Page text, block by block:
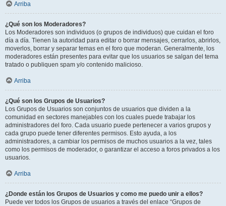
Arriba
¿Qué son los Moderadores?
Los Moderadores son individuos (o grupos de individuos) que cuidan el foro
día a día. Tienen la autoridad para editar o borrar mensajes, cerrarlos, abrirlos,
moverlos, borrar y separar temas en el foro que moderan. Generalmente, los
moderadores están presentes para evitar que los usuarios se salgan del tema
tratado o publiquen spam y/o contenido malicioso.
Arriba
¿Qué son los Grupos de Usuarios?
Los Grupos de Usuarios son conjuntos de usuarios que dividen a la
comunidad en sectores manejables con los cuales puede trabajar los
administradores del foro. Cada usuario puede pertenecer a varios grupos y
cada grupo puede tener diferentes permisos. Esto ayuda, a los
administradores, a cambiar los permisos de muchos usuarios a la vez, tales
como los permisos de moderador, o garantizar el acceso a foros privados a los
usuarios.
Arriba
¿Donde están los Grupos de Usuarios y como me puedo unir a ellos?
Puede ver todos los Grupos de usuarios a través del enlace “Grupos de